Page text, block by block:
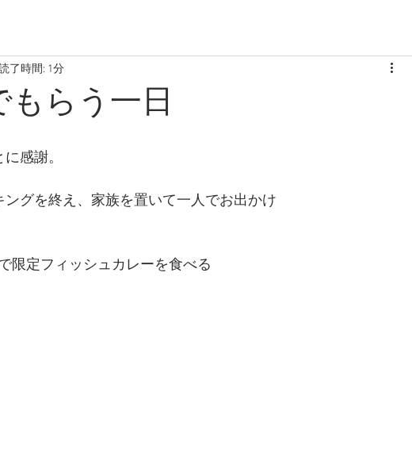
らう一日
了時間: 1分
感謝。
グを終え、家族を置いて一人でお出かけ
限定フィッシュカレーを食べる